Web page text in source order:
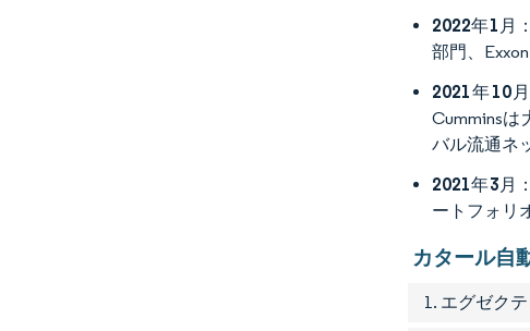
2022年1月
部門、
2021年10月
Cumminsは
バル流通ネ
2021年3月
ートフォリ
カタール自
1. エグゼク